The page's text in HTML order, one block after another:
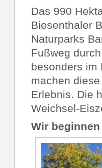
Das 990
Biesenthaler
Naturparks
Fußweg
besonders im
machen
Erlebnis. Die
Weichsel-
Wir